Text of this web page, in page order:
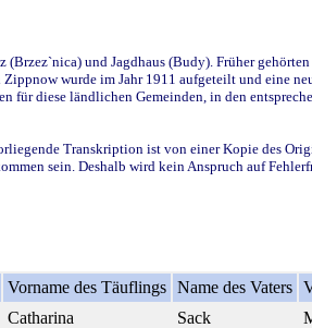
und Jagdhaus (Budy). Früher
wurde im Jahr 1911 aufgeteilt und eine
diese ländlichen Gemeinden, in den
Transkription ist von einer Kopie des
sein. Deshalb wird kein Anspruch auf
Vorname des Täuflings Name des Vaters
Catharina Sack